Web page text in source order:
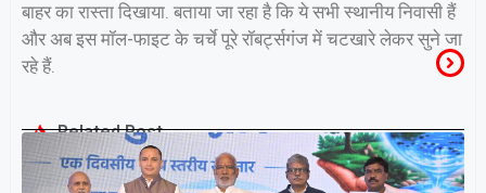
बाहर का रास्ता दिखाया. बताया जा रहा है कि ये सभी स्थानीय निवासी हैं
और अब इस मॉल-फाइट के चर्चे पूरे रॉबर्ट्सगंज में चटखारे लेकर सुने जा
रहे हैं.
Related Post